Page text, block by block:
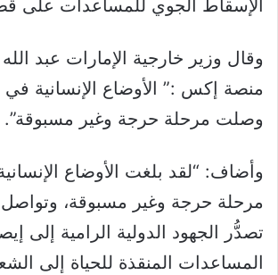
الإسقاط الجوي للمساعدات على
وقال وزير خارجية الإمارات عبد
منصة إكس :” الأوضاع الإنسانية
وصلت مرحلة حرجة وغير مسبوقة”.
وأضاف: “لقد بلغت الأوضاع
مرحلة حرجة وغير مسبوقة، وتواصل
تصدُّر الجهود الدولية الرامية إلى
المساعدات المنقذة للحياة إلى